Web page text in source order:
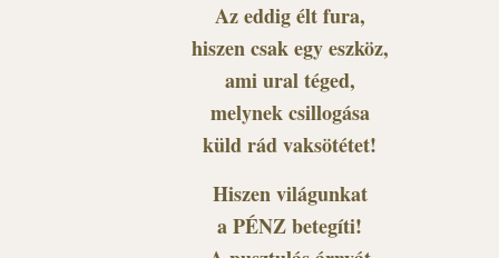
Az eddig élt fura,
hiszen csak egy eszköz,
ami ural téged,
melynek csillogása
küld rád vaksötétet!
Hiszen világunkat
a PÉNZ betegíti!